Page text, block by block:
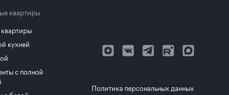
квартиры
кухней
с полной
Политика персональных данных